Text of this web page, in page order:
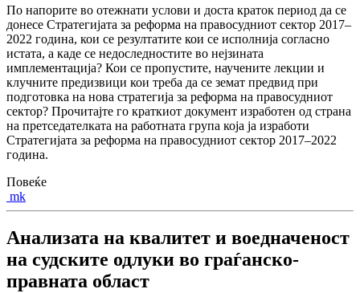
По напорите во отежнати услови и доста краток период да се
донесе Стратегијата за реформа на правосудниот сектор 2017–
2022 година, кои се резултатите кои се исполнија согласно
истата, а каде се недоследностите во нејзината
имплементација? Кои се пропустите, научените лекции и
клучните предизвици кои треба да се земат предвид при
подготовка на нова стратегија за реформа на правосудниот
сектор? Прочитајте го краткиот документ изработен од страна
на претседателката на работната група која ја изработи
Стратегијата за реформа на правосудниот сектор 2017–2022
година.
Повеќе
mk
Анализата на квалитет и воедначеност
на судските одлуки во граѓанско-
правната област